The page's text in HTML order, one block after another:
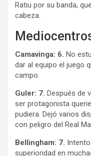
Ratiu por su banda,
cabeza.
Camavinga: 6. No
dar al equipo el juego
campo.
Guler: 7. Después de
ser protagonista
pudiera. Dejó varios
con peligro del Real
Bellingham: 7.
superioridad en